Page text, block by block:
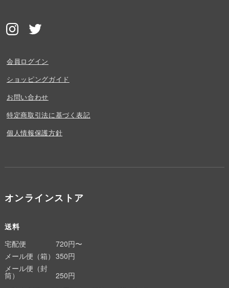
会員ログイン
ショッピングガイド
お問い合わせ
特定商取引法に基づく表記
個人情報保護方針
オンラインストア
送料
宅配便
720円〜
メール便（箱） 350円
メール便（封
筒）
250円